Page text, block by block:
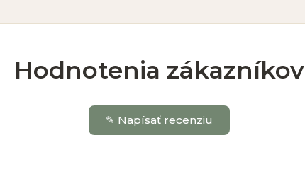
Hodnotenia zákazníkov
✎ Napísať recenziu